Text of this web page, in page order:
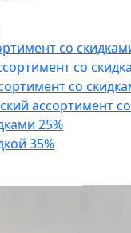
со
со
со
ассортимент
25%
35%